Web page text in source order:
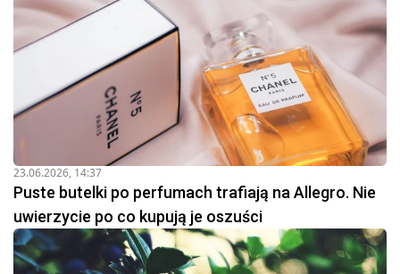
23.06.2026, 14:37
Puste butelki po perfumach trafiają na Allegro. Nie
uwierzycie po co kupują je oszuści